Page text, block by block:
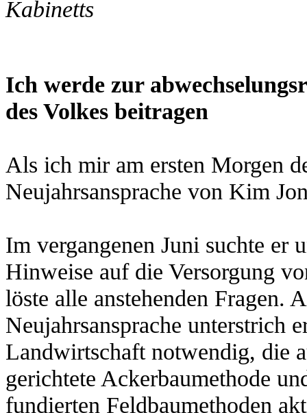
Kabinetts
Ich werde zur
des Volkes beitragen
Als ich mir am ersten Morgen
Neujahrsansprache von Kim
Im vergangenen Juni suchte
Hinweise auf die Versorgung
löste alle anstehenden Fragen.
Neujahrsansprache unterstrich
Landwirtschaft notwendig, die
gerichtete Ackerbaumethode
fundierten Feldbaumethoden